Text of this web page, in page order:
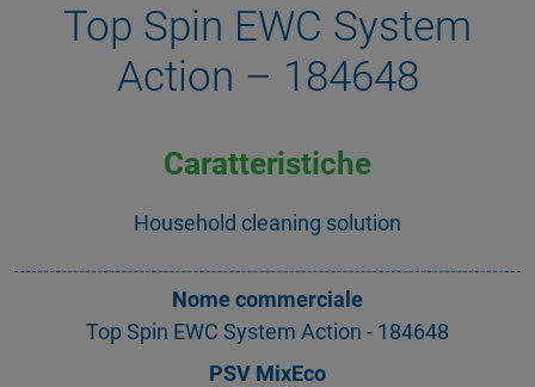
Top Spin EWC System
Action – 184648
Caratteristiche
Household cleaning solution
Nome commerciale
Top Spin EWC System Action - 184648
PSV MixEco